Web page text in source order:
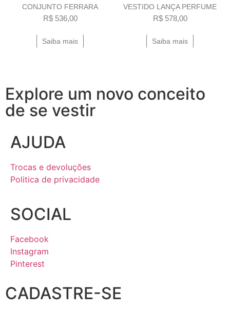
CONJUNTO FERRARA
R$536,00
Saiba mais
VESTIDO LANÇA PERFUME
R$578,00
Saiba mais
Explore um novo conceito
de se vestir
AJUDA
Trocas e devoluções
Politica de privacidade
SOCIAL
Facebook
Instagram
Pinterest
CADASTRE-SE